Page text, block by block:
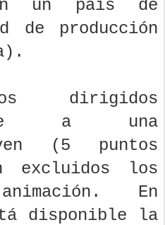
un país de
de producción
dirigidos
a una
(5 puntos
excluidos los
En
disponible la